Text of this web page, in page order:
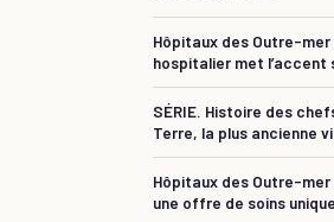
Hôpitaux des Outre-
hospitalier met l’accent
SÉRIE. Histoire des
Terre, la plus ancienne
Hôpitaux des Outre-
une offre de soins